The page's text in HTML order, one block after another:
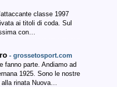
classe 1997
ai titoli di coda. Sul
con…
- grossetosport.com
fanno parte. Andiamo ad
1925. Sono le nostre
alla rinata Nuova…